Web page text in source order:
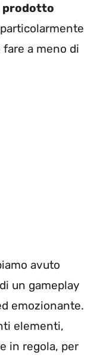
prodotto
a meno di
avuto
un gameplay
emozionante.
elementi,
in regola, per